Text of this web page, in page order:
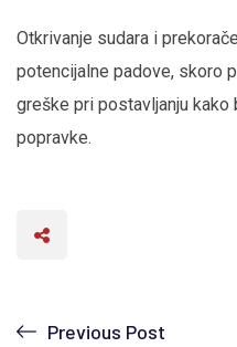
Otkrivanje sudara i
potencijalne padove, skoro
greške pri postavljanju
popravke.
Previous Post